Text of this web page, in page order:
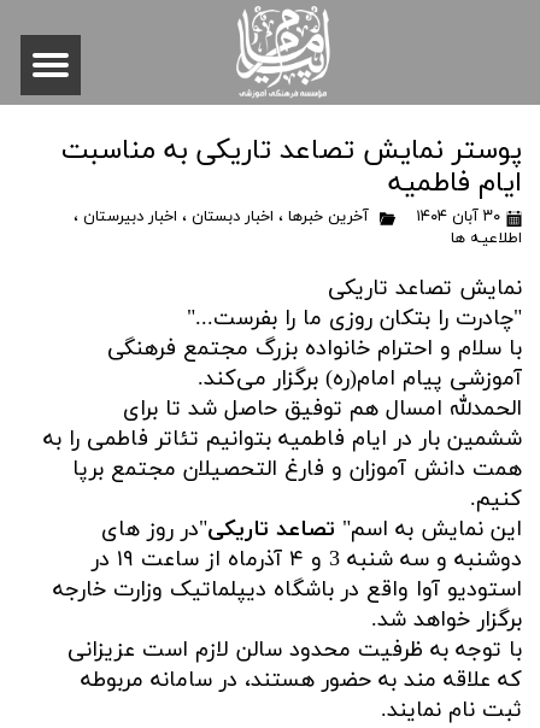
پوستر نمایش تصاعد تاریکی به مناسبت
ایام فاطمیه
۳۰ آبان ۱۴۰۴ آخرین خبرها ، اخبار دبستان ، اخبار دبیرستان ،
اطلاعیـه ها
نمایش تصاعد تاریکی
"چادرت را بتکان روزی ما را بفرست..."
با سلام و احترام خانواده بزرگ مجتمع فرهنگی
آموزشی پیام امام(ره) برگزار می‌کند.
الحمدلله امسال هم توفیق حاصل شد تا برای
ششمین بار در ایام فاطمیه بتوانیم تئاتر فاطمی را به
همت دانش آموزان و فارغ التحصیلان مجتمع برپا
کنیم.
این نمایش به اسم" تصاعد تاریکی"در روز های
دوشنبه و سه شنبه 3 و ۴ آذرماه از ساعت ۱۹ در
استودیو آوا واقع در باشگاه دیپلماتیک وزارت خارجه
برگزار خواهد شد.
با توجه به ظرفیت محدود سالن لازم است عزیزانی
که علاقه مند به حضور هستند، در سامانه مربوطه
ثبت نام نمایند.